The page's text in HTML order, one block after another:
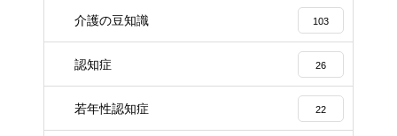
介護の豆知識 103
認知症 26
若年性認知症 22